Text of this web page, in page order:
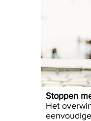
Stoppen
Het